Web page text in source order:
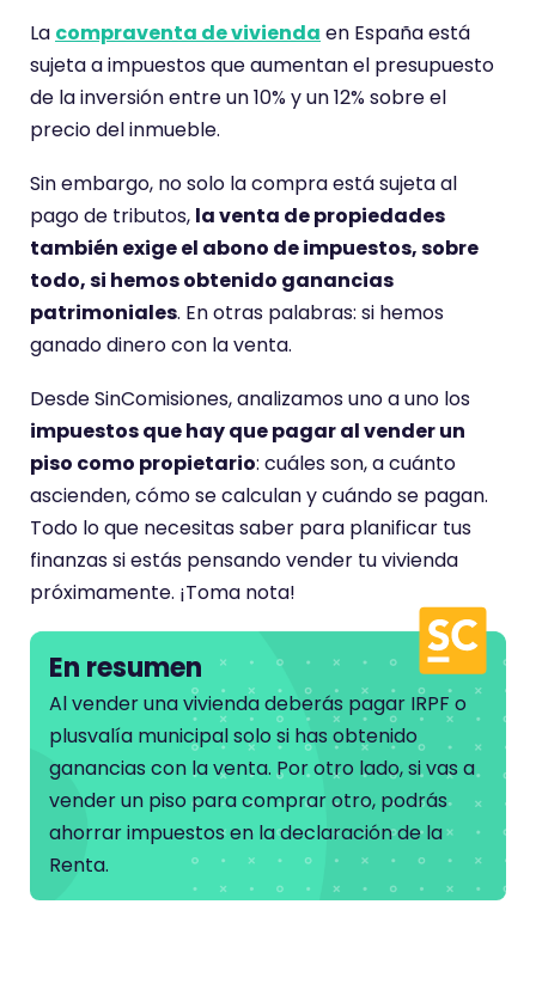
La compraventa de vivienda en España está
sujeta a impuestos que aumentan el presupuesto
de la inversión entre un 10% y un 12% sobre el
precio del inmueble.
Sin embargo, no solo la compra está sujeta al
pago de tributos, la venta de propiedades
también exige el abono de impuestos, sobre
todo, si hemos obtenido ganancias
patrimoniales. En otras palabras: si hemos
ganado dinero con la venta.
Desde SinComisiones, analizamos uno a uno los
impuestos que hay que pagar al vender un
piso como propietario: cuáles son, a cuánto
ascienden, cómo se calculan y cuándo se pagan.
Todo lo que necesitas saber para planificar tus
finanzas si estás pensando vender tu vivienda
próximamente. ¡Toma nota!
En resumen
Al vender una vivienda deberás pagar IRPF o
plusvalía municipal solo si has obtenido
ganancias con la venta. Por otro lado, si vas a
vender un piso para comprar otro, podrás
ahorrar impuestos en la declaración de la
Renta.